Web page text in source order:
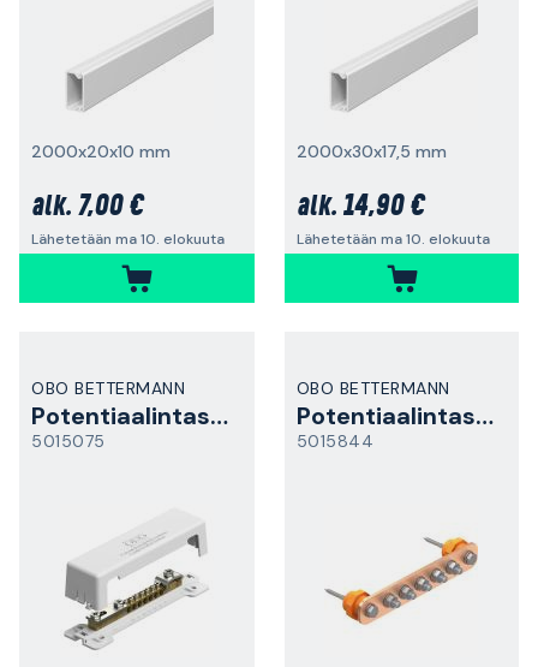
2000x20x10 mm
alk. 7,00 €
Lähetetään ma 10. elokuuta
2000x30x17,5 mm
alk. 14,90 €
Lähetetään ma 10. elokuuta
OBO BETTERMANN
Potentiaalintasauskisko
5015075
OBO BETTERMANN
Potentiaalintasauskisko
5015844